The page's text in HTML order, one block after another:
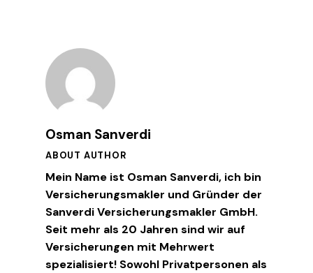
Osman Sanverdi
ABOUT AUTHOR
Mein Name ist Osman Sanverdi, ich bin
Versicherungsmakler und Gründer der
Sanverdi Versicherungsmakler GmbH.
Seit mehr als 20 Jahren sind wir auf
Versicherungen mit Mehrwert
spezialisiert! Sowohl Privatpersonen als